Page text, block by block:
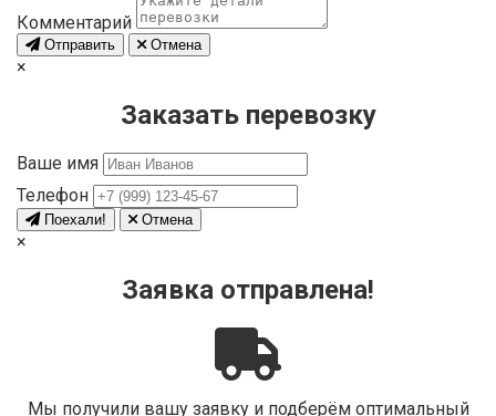
Комментарий
Отправить Отмена
×
Заказать перевозку
Ваше имя
Телефон
Поехали! Отмена
×
Заявка отправлена!
Мы получили вашу заявку и подберём оптимальный